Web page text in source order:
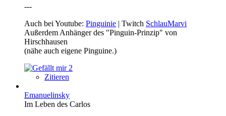
---
Auch bei Youtube: Pinguinie | Twitch SchlauMarvi
Außerdem Anhänger des "Pinguin-Prinzip" von
Hirschhausen
(nähe auch eigene Pinguine.)
2
Zitieren
Emanuelinsky
Im Leben des Carlos